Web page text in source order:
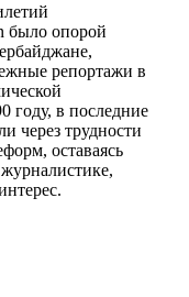
было опорой
репортажи в
году, в последние
через трудности
оставаясь